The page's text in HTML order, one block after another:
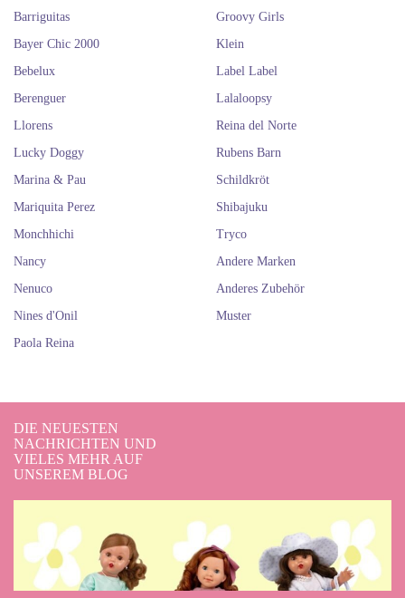
dürfen Sie die Accessoires von
und die vonLlorens
Sie werden die Puppen und das Zubehör lieben!
Kleider und Accessoires von Las
Amigas online kaufen. Kleider
und Accessoires von Las Amigas
von Paola Reina.
Barriguitas
Bayer Chic 2000
Bebelux
Berenguer
Groovy Girls
Klein
Label Label
Lalaloopsy
Llorens
Lucky Doggy
Marina & Pau
Mariquita Perez
Monchhichi
Nancy
Nenuco
Nines d'Onil
Paola Reina
Reina del Norte
Rubens Barn
Schildkröt
Shibajuku
Tryco
Andere Marken
Anderes Zubehör
Muster
DIE NEUESTEN
NACHRICHTEN UND
VIELES MEHR AUF
UNSEREM BLOG